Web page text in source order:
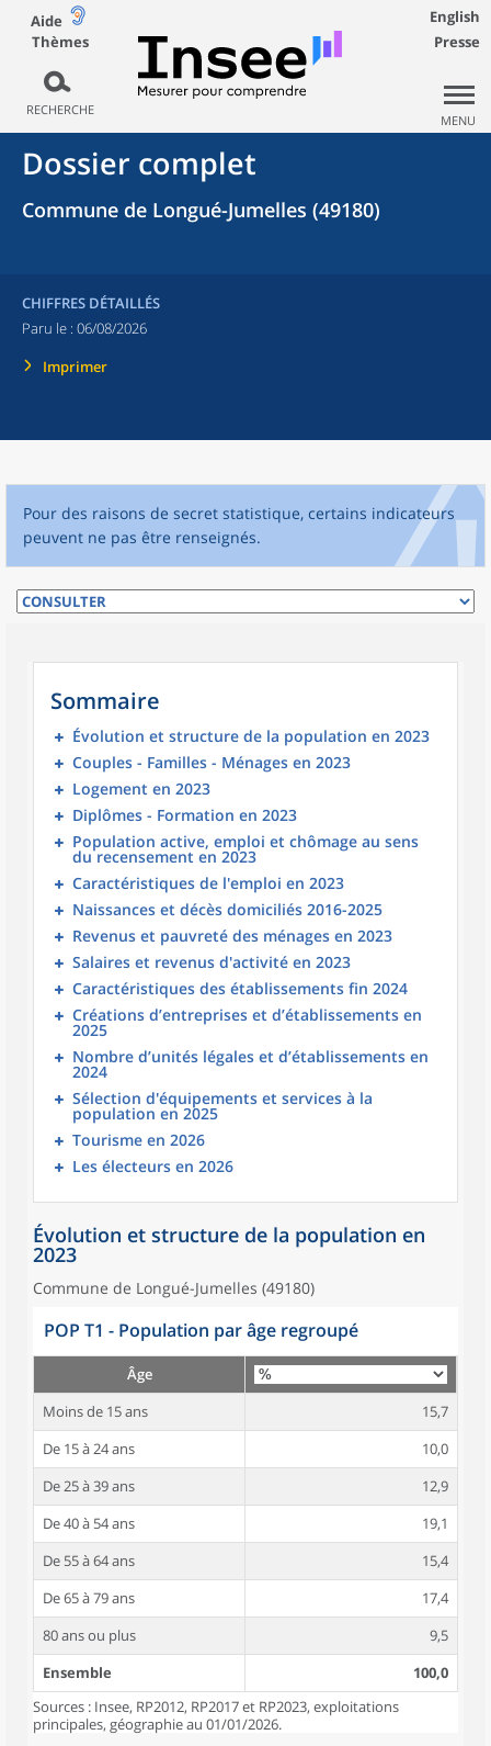
Aide
Thèmes
RECHERCHE
English
Presse
MENU
Dossier complet
Commune de Longué-Jumelles (49180)
CHIFFRES DÉTAILLÉS
Paru le : 06/08/2026
Imprimer
Pour des raisons de secret statistique, certains indicateurs
peuvent ne pas être renseignés.
Sommaire
Évolution et structure de la population en 2023
Couples - Familles - Ménages en 2023
Logement en 2023
Diplômes - Formation en 2023
Population active, emploi et chômage au sens
du recensement en 2023
Caractéristiques de l'emploi en 2023
Naissances et décès domiciliés 2016-2025
Revenus et pauvreté des ménages en 2023
Salaires et revenus d'activité en 2023
Caractéristiques des établissements fin 2024
Créations d’entreprises et d’établissements en
2025
Nombre d’unités légales et d’établissements en
2024
Sélection d'équipements et services à la
population en 2025
Tourisme en 2026
Les électeurs en 2026
Évolution et structure de la population en
2023
Commune de Longué-Jumelles (49180)
POP T1 - Population par âge regroupé
Âge
Moins de 15 ans
15,7
De 15 à 24 ans
10,0
De 25 à 39 ans
12,9
De 40 à 54 ans
19,1
De 55 à 64 ans
15,4
De 65 à 79 ans
17,4
80 ans ou plus
9,5
Ensemble
100,0
Sources : Insee, RP2012, RP2017 et RP2023, exploitations
principales, géographie au 01/01/2026.